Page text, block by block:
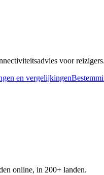
voor reizigers.
en vergelijkingen
online, in 200+ landen.